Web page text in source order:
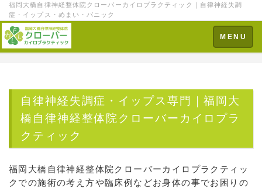
福岡大橋自律神経整体院クローバーカイロプラクティック｜自律神経失調
症・イップス・めまい・パニック
Toggle
navigation
MENU
自律神経失調症・イップス専門｜福岡大
橋自律神経整体院クローバーカイロプラ
クティック
福岡大橋自律神経整体院クローバーカイロプラクティッ
クでの施術の考え方や臨床例などお身体の事でお困りの